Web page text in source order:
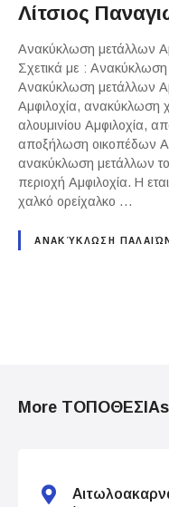
Λίτσιος
Ανακύκλωση μετάλλων
Σχετικά με :
Ανακύκλωση μετάλλων
Αμφιλοχία, ανακύκλωση
αλουμινίου Αμφιλοχία,
αποξήλωση οικοπέδων
ανακύκλωση μετάλλων
περιοχή Αμφιλοχία. Η
χαλκό ορείχαλκο …
ΑΝΑΚΎΚΛΩΣΗ
More ΤΟΠΟΘΕΣΙΑs